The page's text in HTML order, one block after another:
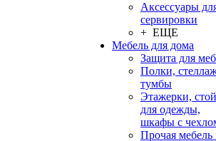
Аксессуары
сервировки
+ ЕЩЕ
Мебель для дома
Защита для
Полки,
тумбы
Этажерки,
для одежды,
шкафы с
Прочая мебель